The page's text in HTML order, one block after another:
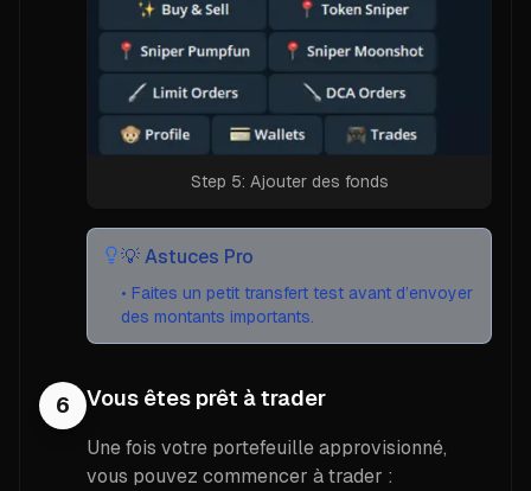
Step 5: Ajouter des fonds
💡Astuces Pro
• Faites un petit transfert test avant d’envoyer
des montants importants.
6 Vous êtes prêt à trader
Une fois votre portefeuille approvisionné,
vous pouvez commencer à trader :